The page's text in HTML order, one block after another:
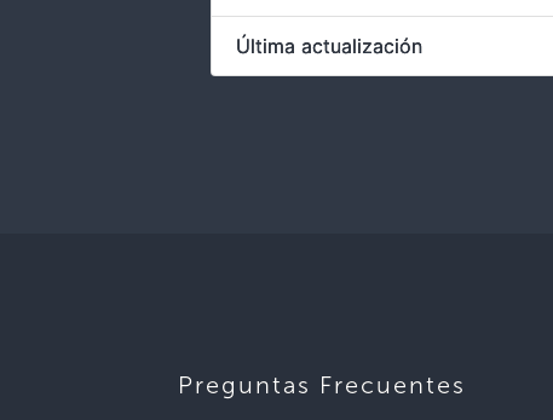
Última actualización
Preguntas Frecuentes